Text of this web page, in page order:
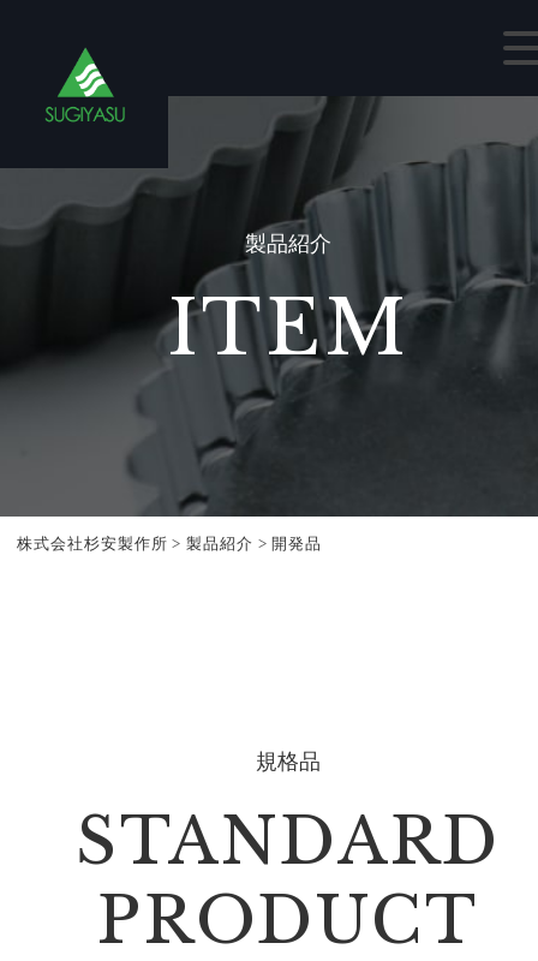
製品紹介
ITEM
株式会社杉安製作所 >製品紹介 > 開発品
規格品
STANDARD
PRODUCT